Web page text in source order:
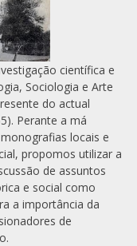
científica e
Sociologia e Arte
do actual
Perante a má
locais e
propomos utilizar a
de assuntos
e social como
a importância da
de